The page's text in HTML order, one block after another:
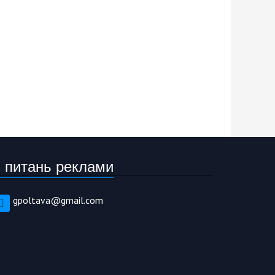
реклами
gpoltava@gmail.com